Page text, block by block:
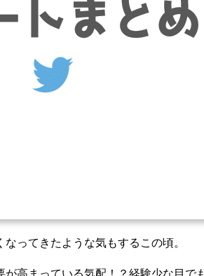
ってきたような気もするこの頃。
高まっている気配！？経験少な目で